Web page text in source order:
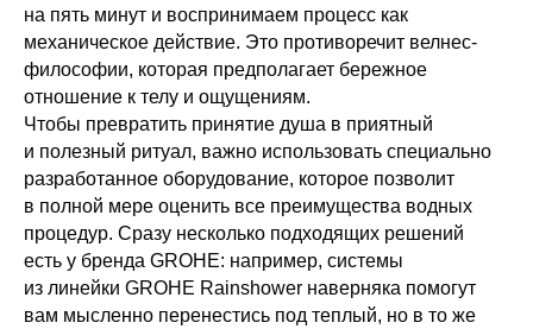
на пять минут и воспринимаем процесс как
механическое действие. Это противоречит велнес-
философии, которая предполагает бережное
отношение к телу и ощущениям.
Чтобы превратить принятие душа в приятный
и полезный ритуал, важно использовать специально
разработанное оборудование, которое позволит
в полной мере оценить все преимущества водных
процедур. Сразу несколько подходящих решений
есть у бренда GROHE: например, системы
из линейки GROHE Rainshower наверняка помогут
вам мысленно перенестись под теплый, но в то же